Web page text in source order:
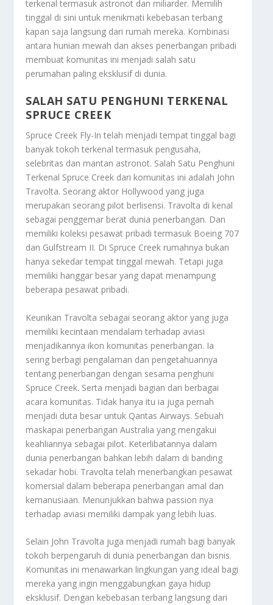
terkenal termasuk astronot dan miliarder. Memilih
tinggal di sini untuk menikmati kebebasan terbang
kapan saja langsung dari rumah mereka. Kombinasi
antara hunian mewah dan akses penerbangan pribadi
membuat komunitas ini menjadi salah satu
perumahan paling eksklusif di dunia.
SALAH SATU PENGHUNI TERKENAL
SPRUCE CREEK
Spruce Creek Fly-In telah menjadi tempat tinggal bagi
banyak tokoh terkenal termasuk pengusaha,
selebritas dan mantan astronot. Salah Satu Penghuni
Terkenal Spruce Creek dari komunitas ini adalah John
Travolta. Seorang aktor Hollywood yang juga
merupakan seorang pilot berlisensi. Travolta di kenal
sebagai penggemar berat dunia penerbangan. Dan
memiliki koleksi pesawat pribadi termasuk Boeing 707
dan Gulfstream II. Di Spruce Creek rumahnya bukan
hanya sekedar tempat tinggal mewah. Tetapi juga
memiliki hanggar besar yang dapat menampung
beberapa pesawat pribadi.
Keunikan Travolta sebagai seorang aktor yang juga
memiliki kecintaan mendalam terhadap aviasi
menjadikannya ikon komunitas penerbangan. Ia
sering berbagi pengalaman dan pengetahuannya
tentang penerbangan dengan sesama penghuni
Spruce Creek. Serta menjadi bagian dari berbagai
acara komunitas. Tidak hanya itu ia juga pernah
menjadi duta besar untuk Qantas Airways. Sebuah
maskapai penerbangan Australia yang mengakui
keahliannya sebagai pilot. Keterlibatannya dalam
dunia penerbangan bahkan lebih dalam di banding
sekadar hobi. Travolta telah menerbangkan pesawat
komersial dalam beberapa penerbangan amal dan
kemanusiaan. Menunjukkan bahwa passion nya
terhadap aviasi memiliki dampak yang lebih luas.
Selain John Travolta juga menjadi rumah bagi banyak
tokoh berpengaruh di dunia penerbangan dan bisnis.
Komunitas ini menawarkan lingkungan yang ideal bagi
mereka yang ingin menggabungkan gaya hidup
eksklusif. Dengan kebebasan terbang langsung dari